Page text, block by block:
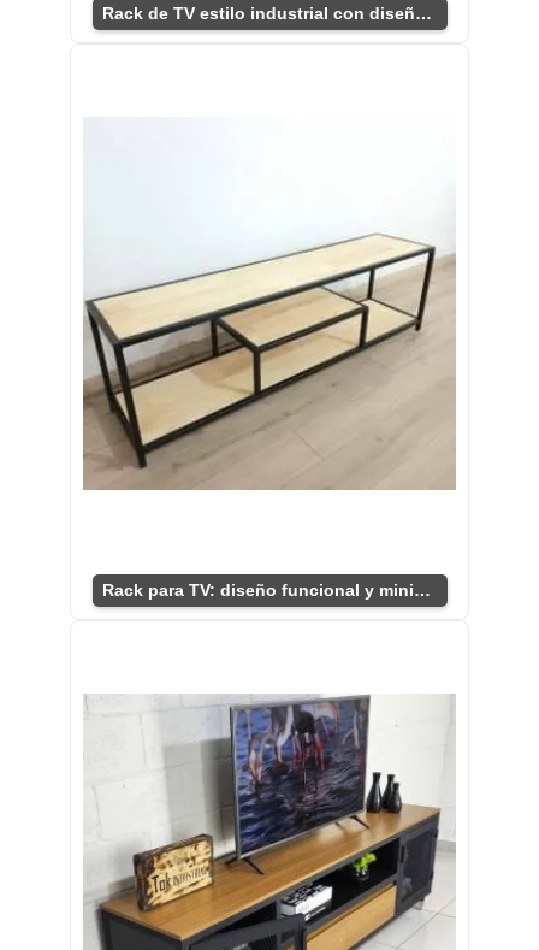
Rack de TV estilo industrial con diseño funcional
Rack para TV: diseño funcional y minimalista